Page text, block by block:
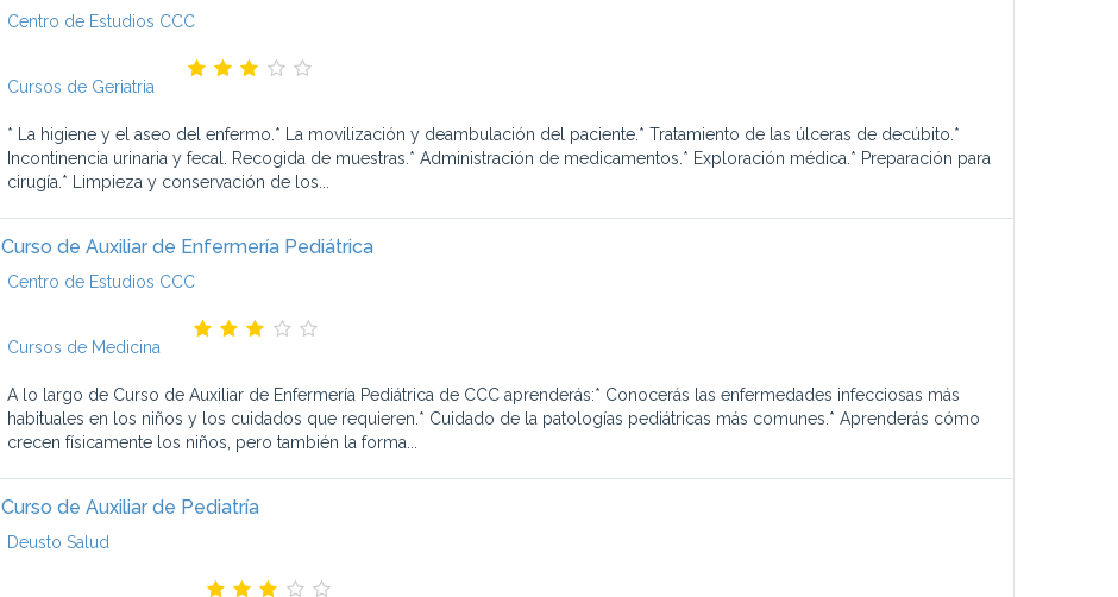
Centro de Estudios CCC
Cursos de Geriatria
* La higiene y el aseo del enfermo.* La movilización y deambulación del paciente.* Tratamiento de las úlceras de decúbito.*
Incontinencia urinaria y fecal. Recogida de muestras.* Administración de medicamentos.* Exploración médica.* Preparación para
cirugía.* Limpieza y conservación de los...
Curso de Auxiliar de Enfermería Pediátrica
Centro de Estudios CCC
Cursos de Medicina
A lo largo de Curso de Auxiliar de Enfermería Pediátrica de CCC aprenderás:* Conocerás las enfermedades infecciosas más
habituales en los niños y los cuidados que requieren.* Cuidado de la patologías pediátricas más comunes.* Aprenderás cómo
crecen físicamente los niños, pero también la forma...
Curso de Auxiliar de Pediatría
Deusto Salud